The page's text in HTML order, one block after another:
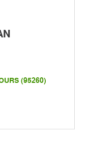
(95260)